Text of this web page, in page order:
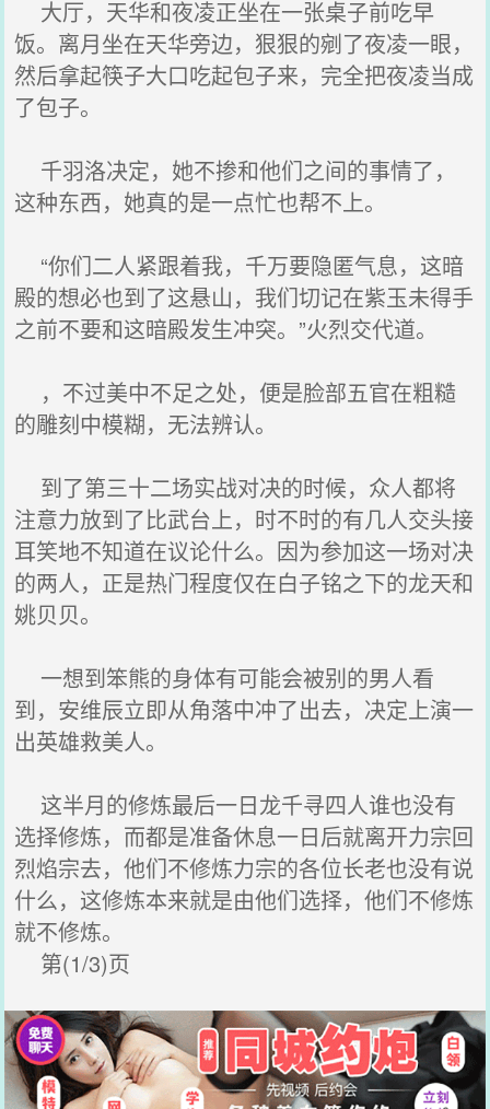
大厅，天华和夜凌正坐在一张桌子前吃早
饭。离月坐在天华旁边，狠狠的剜了夜凌一眼，
然后拿起筷子大口吃起包子来，完全把夜凌当成
了包子。
千羽洛决定，她不掺和他们之间的事情了，
这种东西，她真的是一点忙也帮不上。
“你们二人紧跟着我，千万要隐匿气息，这暗
殿的想必也到了这悬山，我们切记在紫玉未得手
之前不要和这暗殿发生冲突。”火烈交代道。
，不过美中不足之处，便是脸部五官在粗糙
的雕刻中模糊，无法辨认。
到了第三十二场实战对决的时候，众人都将
注意力放到了比武台上，时不时的有几人交头接
耳笑地不知道在议论什么。因为参加这一场对决
的两人，正是热门程度仅在白子铭之下的龙天和
姚贝贝。
一想到笨熊的身体有可能会被别的男人看
到，安维辰立即从角落中冲了出去，决定上演一
出英雄救美人。
这半月的修炼最后一日龙千寻四人谁也没有
选择修炼，而都是准备休息一日后就离开力宗回
烈焰宗去，他们不修炼力宗的各位长老也没有说
什么，这修炼本来就是由他们选择，他们不修炼
就不修炼。
第(1/3)页